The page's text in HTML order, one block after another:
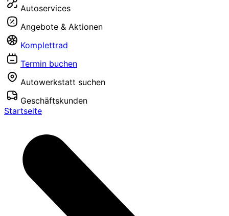
Autoservices
Angebote & Aktionen
Komplettrad
Termin buchen
Autowerkstatt suchen
Geschäftskunden
Startseite